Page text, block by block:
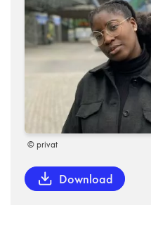
© privat
Download